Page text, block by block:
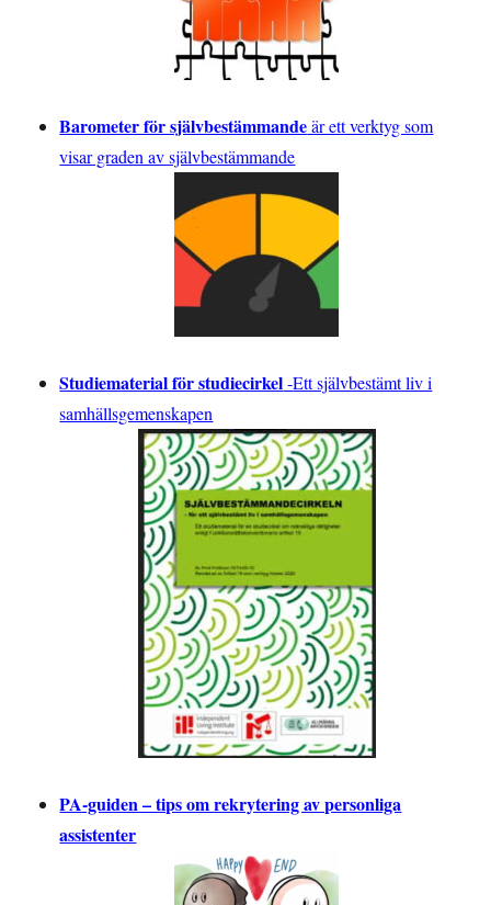
Barometer för självbestämmandeär ett verktyg som
visar graden av självbestämmande
Studiematerial för studiecirkel-Ett självbestämt liv i
samhällsgemenskapen
PA-guiden – tips om rekrytering av personliga
assistenter